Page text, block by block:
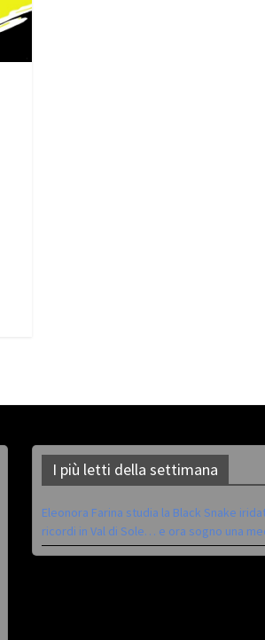
I più letti della settimana
Eleonora Farina studia la Black Snake
ricordi in Val di Sole… e ora sogno una